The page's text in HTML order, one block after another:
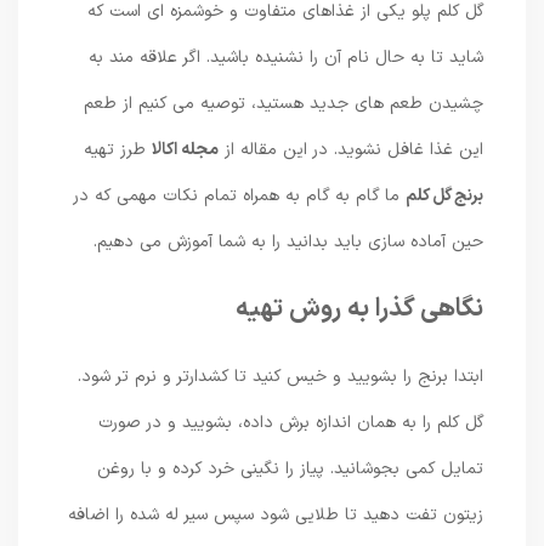
گل کلم پلو یکی از غذاهای متفاوت و خوشمزه ای است که
شاید تا به حال نام آن را نشنیده باشید. اگر علاقه مند به
چشیدن طعم های جدید هستید، توصیه می کنیم از طعم
این غذا غافل نشوید. در این مقاله ازمجله اکالاطرز تهیه
برنج گل کلمما گام به گام به همراه تمام نکات مهمی که در
حین آماده سازی باید بدانید را به شما آموزش می دهیم.
نگاهی گذرا به روش تهیه
ابتدا برنج را بشویید و خیس کنید تا کشدارتر و نرم تر شود.
گل کلم را به همان اندازه برش داده، بشویید و در صورت
تمایل کمی بجوشانید. پیاز را نگینی خرد کرده و با روغن
زیتون تفت دهید تا طلایی شود سپس سیر له شده را اضافه